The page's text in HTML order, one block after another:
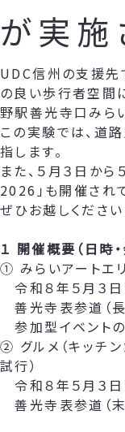
が実施
UDC信州の支援先
の良い歩行者空間
野駅善光寺口みら
この実験では、道
指します。
また、５月３日か
2026」も開催され
ぜひお越しください
１ 開催概要（日時・
① みらいアートエ
令和８年５月３日
善光寺表参道（
参加型イベント
② グルメ（キッチ
試行）
令和８年５月３
善光寺表参道（